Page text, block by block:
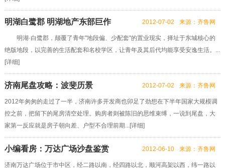
明湖白鹭郡 明湖地产东部巨作 来源：齐鲁网
2012-07-02
明湖·白鹭郡，颠覆了青年"地段偏、少配套"的置业现实，择址于东城核心的
绝版地段，以完善的生活配套和名校学区，让青年及其后代均能享受安逸生活。...
[详细]
济南尾盘攻略：波斐历景 来源：齐鲁网
2012-07-02
2012年匆匆的走过了一半，济南许多开发商也卯足了劲想在下半年国家大规模调
控之前，把留下的尾房清空处理。购房者则被陈旧的思维束缚，一说到尾盘，大
家第一反应就是房子朝向差、户型不合理前期...[详细]
小编看房：万达广场沙盘鉴赏 来源：齐鲁网
2012-06-10
济南万达广场位于市中区，经二路以南，经四路以北，顺河高架以西，纬一路以